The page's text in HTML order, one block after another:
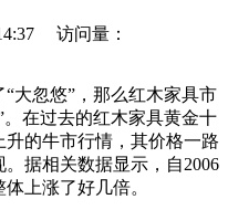
访问量：
忽悠”，那么红木家具市
在过去的红木家具黄金十
的牛市行情，其价格一路
据相关数据显示，自2006
上涨了好几倍。